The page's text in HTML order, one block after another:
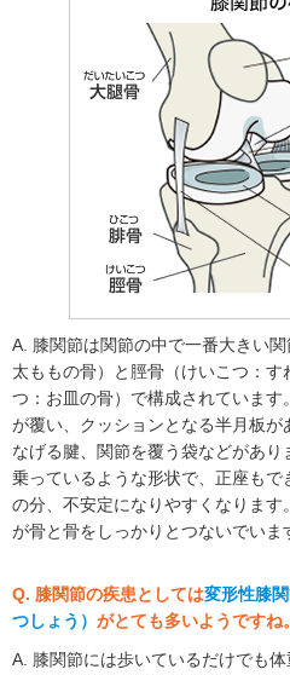
A. 膝関節は関節の中で一番大きい
太ももの骨）と脛骨（けいこつ：す
つ：お皿の骨）で構成されていま
が覆い、クッションとなる半月板
なげる腱、関節を覆う袋などがあ
乗っているような形状で、正座も
の分、不安定になりやすくなりま
が骨と骨をしっかりとつないでいま
Q. 膝関節の疾患としては変形性膝
つしょう） がとても多いようですね。
A. 膝関節には歩いているだけでも